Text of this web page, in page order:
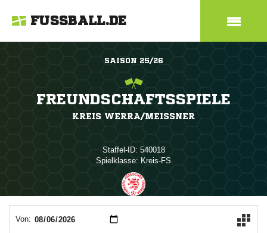
FUSSBALL.DE
SAISON 25/26
FREUNDSCHAFTSSPIELE
KREIS WERRA/MEISSNER
Staffel-ID: 540018
Spielklasse: Kreis-FS
Von: